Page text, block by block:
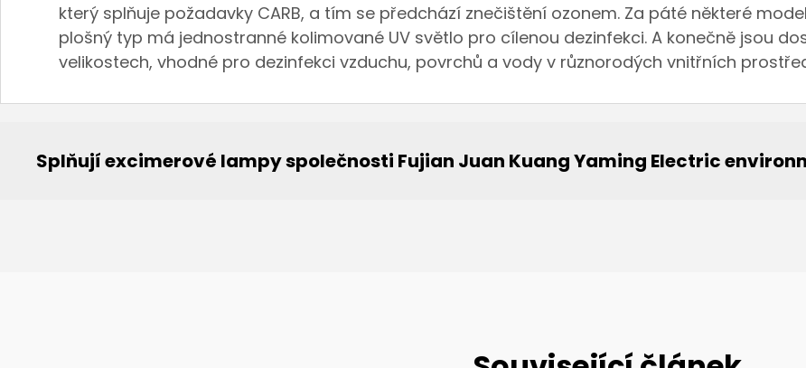
který splňuje požadavky CARB, a tím se předchází znečištění ozonem. Za páté některé
plošný typ má jednostranné kolimované UV světlo pro cílenou dezinfekci. A konečně jsou
velikostech, vhodné pro dezinfekci vzduchu, povrchů a vody v různorodých vnitřních
Splňují excimerové lampy společnosti Fujian Juan Kuang Yaming Electric